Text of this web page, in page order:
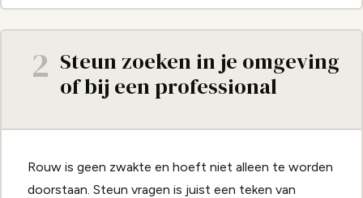
2 Steun zoeken in je omgeving
of bij een professional
Rouw is geen zwakte en hoeft niet alleen te worden
doorstaan. Steun vragen is juist een teken van